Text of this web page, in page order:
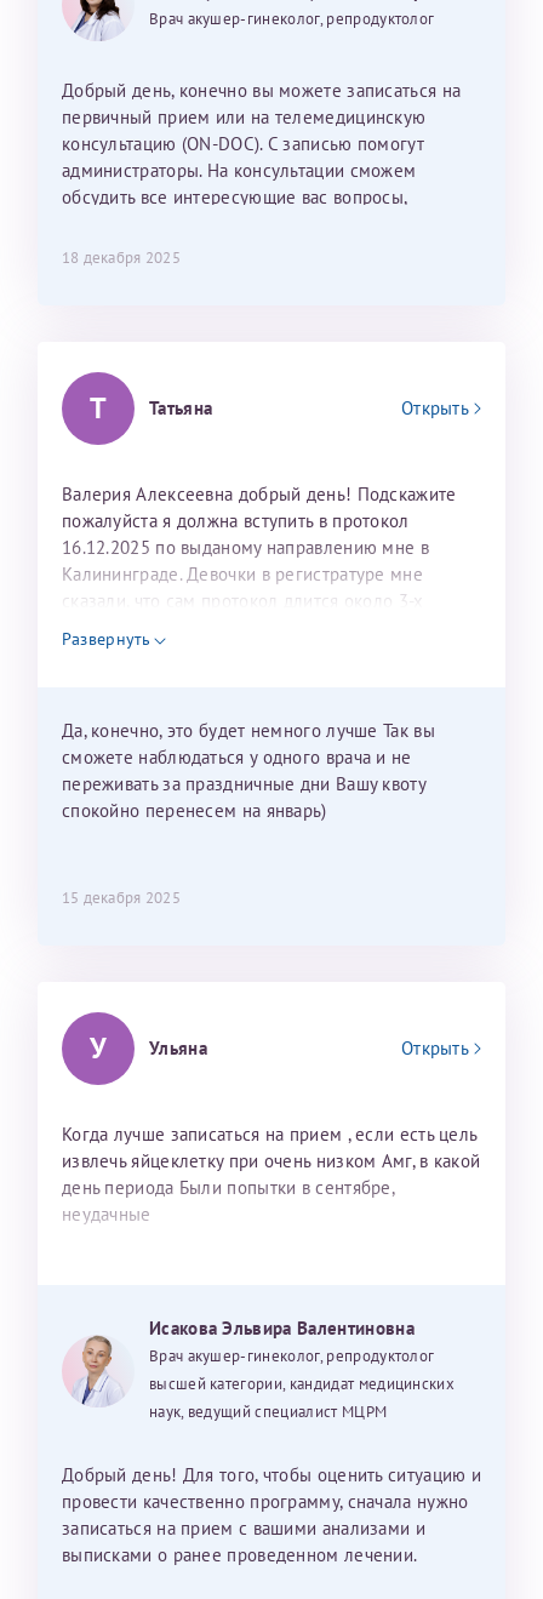
Так же хотелось отметить мед. сестру Сухову
Наталью Викторовну. Тоже очень душевный человек.
лёгкое и простое. Вообще в данной клинике весь
персонал очень вежливый и чуткий, прям приятно
находиться. Мы собираемся туда ещё за вторым
ребёнком, и конечно же только к Ринату
Рафаильевичу, нашему волшебнику, без каких либо
26 июля 2026
дальнейшие действия для программы эко
Врач акушер-гинеколог, репродуктолог
Добрый день, конечно вы можете записаться на
первичный прием или на телемедицинскую
консультацию (ON-DOC). С записью помогут
администраторы. На консультации сможем
обсудить все интересующие вас вопросы,
18 декабря 2025
Т Татьяна Открыть
Валерия Алексеевна добрый день! Подскажите
пожалуйста я должна вступить в протокол
16.12.2025 по выданому направлению мне в
Калининграде. Девочки в регистратуре мне
сказали, что сам протокол длится около 3-х
недель и 3 недели я должна находится в Питере.
Можно мне новый год провести в Калининграде и
Развернуть
Да, конечно, это будет немного лучше Так вы
сможете наблюдаться у одного врача и не
переживать за праздничные дни Вашу квоту
спокойно перенесем на январь)
15 декабря 2025
У Ульяна Открыть
Когда лучше записаться на прием , если есть цель
извлечь яйцеклетку при очень низком Амг, в какой
день периода Были попытки в сентябре,
неудачные
Исакова Эльвира Валентиновна
Врач акушер-гинеколог, репродуктолог
высшей категории, кандидат медицинских
наук, ведущий специалист МЦРМ
Добрый день! Для того, чтобы оценить ситуацию и
провести качественно программу, сначала нужно
записаться на прием с вашими анализами и
выписками о ранее проведенном лечении.